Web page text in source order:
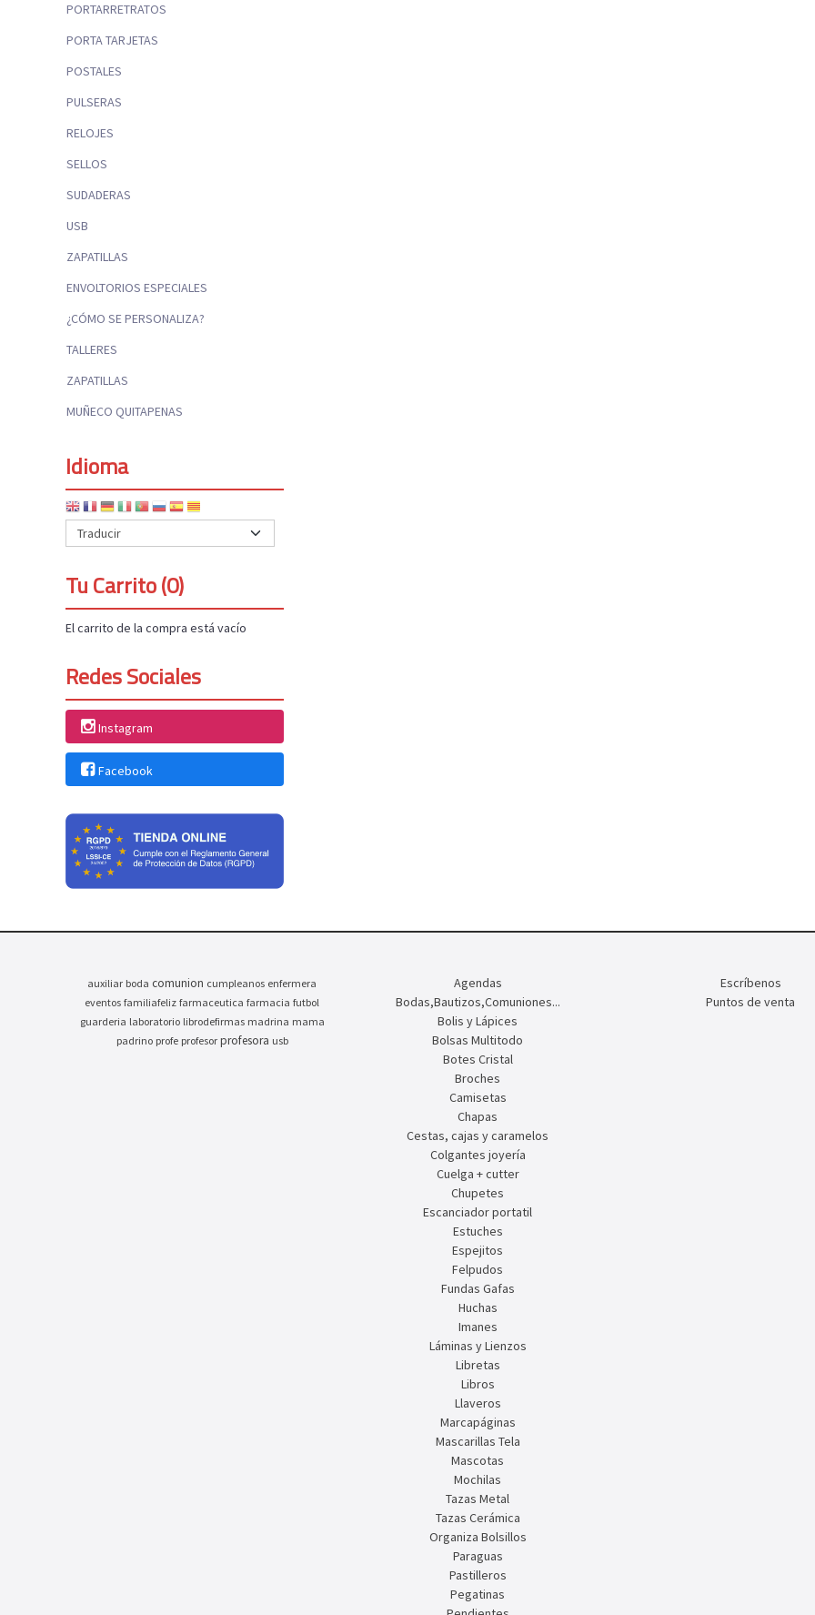
PORTARRETRATOS
PORTA TARJETAS
POSTALES
PULSERAS
RELOJES
SELLOS
SUDADERAS
USB
ZAPATILLAS
ENVOLTORIOS ESPECIALES
¿CÓMO SE PERSONALIZA?
TALLERES
ZAPATILLAS
MUÑECO QUITAPENAS
Idioma
Tu Carrito (0)
El carrito de la compra está vacío
Redes Sociales
Instagram
Facebook
auxiliar boda comunion cumpleanos enfermera
eventos familiafeliz farmaceutica farmacia futbol
guarderia laboratorio librodefirmas madrina mama
padrino profe profesor profesora usb
Agendas
Bodas,Bautizos,Comuniones...
Bolis y Lápices
Bolsas Multitodo
Botes Cristal
Broches
Camisetas
Chapas
Cestas, cajas y caramelos
Colgantes joyería
Cuelga + cutter
Chupetes
Escanciador portatil
Estuches
Espejitos
Felpudos
Fundas Gafas
Huchas
Imanes
Láminas y Lienzos
Libretas
Libros
Llaveros
Marcapáginas
Mascarillas Tela
Mascotas
Mochilas
Tazas Metal
Tazas Cerámica
Organiza Bolsillos
Paraguas
Pastilleros
Pegatinas
Escríbenos
Puntos de venta